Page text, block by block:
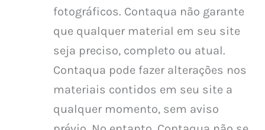
fotográficos. Contaqua não garante
que qualquer material em seu site
seja preciso, completo ou atual.
Contaqua pode fazer alterações nos
materiais contidos em seu site a
qualquer momento, sem aviso